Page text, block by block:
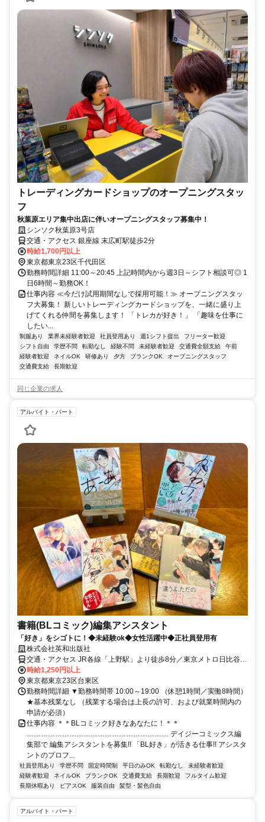
トレーディングカードショップのオープニングスタッ
フ
秋葉原エリア集中出店に伴いオープニングスタッフ募集中！
シンソク秋葉原3号店
交通・アクセス 銀座線 末広町駅徒歩2分
時給1,700円以上
東京都東京23区千代田区
勤務時間詳細 11:00～20:45 上記時間内から週3日～シフト相談可◎ 1
日6時間～勤務OK！
仕事内容 ≪今だけ試用期間なしで採用可能！≫ オープニングスタッ
フ大募集！ 新しいトレーディングカードショップを、一緒に盛り上
げてくれる仲間を募集します！ 「トレカが好き！」 「趣味を仕事に
したい...
制服あり 業界未経験者歓迎 社員登用あり 週1シフト提出
フリーター歓迎
シフト自由
学歴不問 転勤なし 経験不問 未経験者歓迎 交通費全額支給
午前
経験者歓迎
ネイルOK 研修あり 夕方 ブランクOK
オープニングスタッフ
交通費支給
長期歓迎
同じ企業の求人
アルバイト・パート
書籍(BLコミック)編集アシスタント
「好き」をシゴトに！◆未経験ok◆女性活躍中◆正社員登用有
株式会社英和出版社
交通・アクセス JR各線「上野駅」より徒歩8分／東京メトロ⽇⽐⾕
線・銀座線「上野駅」より徒歩4分
時給1,250円以上
東京都東京23区台東区
勤務時間詳細 ▼勤務時間帯 10:00～19:00 （休憩1時間／実働8時間）
★基本残業なし （残業する場合は上長の許可、および就業時間内の
申請が必須）
仕事内容 ＊＊BLコミック好きなあなたに！＊＊
…………………………………………………… デイジーコミックス編
集部で 編集アシスタントを募集!! 「BL好き」が活きる仕事!! アシスタ
ントのプロフ...
社員登用あり 学歴不問 固定時間制 平日のみOK 転勤なし
未経験者歓迎
経験者歓迎
ネイルOK ブランクOK 交通費支給 長期歓迎
フルタイム歓迎
長期休暇あり
ピアスOK 服装自由 髪型・髪色自由
アルバイト・パート